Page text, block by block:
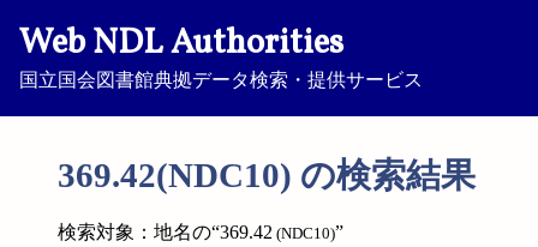
Web NDL Authorities
国立国会図書館典拠データ検索・提供サービス
369.42(NDC10) の検索結果
検索対象：地名の“369.42 (NDC10)”